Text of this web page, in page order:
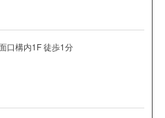
口構内1F 徒歩1分